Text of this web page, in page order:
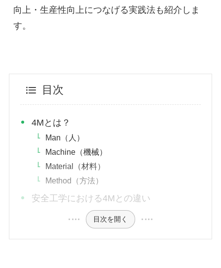
向上・生産性向上につなげる実践法も紹介しま
す。
目次
4Mとは？
Man（人）
Machine（機械）
Material（材料）
Method（方法）
安全工学における4Mとの違い
目次を開く